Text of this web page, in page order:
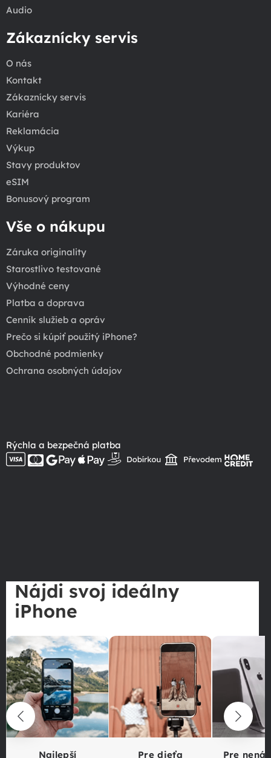
Audio
Zákaznícky servis
O nás
Kontakt
Zákaznícky servis
Kariéra
Reklamácia
Výkup
Stavy produktov
eSIM
Bonusový program
Vše o nákupu
Záruka originality
Starostlivo testované
Výhodné ceny
Platba a doprava
Cenník služieb a opráv
Prečo si kúpiť použitý iPhone?
Obchodné podmienky
Ochrana osobných údajov
Rýchla a bezpečná platba
Nájdi svoj ideálny
iPhone
Najlepší
Pre dieťa
Pre